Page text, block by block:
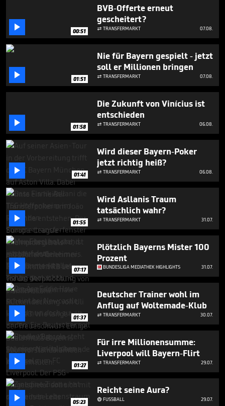
 00:51
BVB-Offerte erneut
gescheitert?
 TRANSFERMARKT 07.08.
 01:51
Nie für Bayern gespielt - jetzt
soll er Millionen bringen
 TRANSFERMARKT 07.08.
 01:58
Die Zukunft von Vinícius ist
entschieden
 TRANSFERMARKT 06.08.
 01:41
Wird dieser Bayern-Poker
jetzt richtig heiß?
 TRANSFERMARKT 06.08.
 01:55
Wird Asllanis Traum
tatsächlich wahr?
 TRANSFERMARKT 31.07.
 07:17
Plötzlich Bayerns Mister 100
Prozent
BUNDESLIGA MEDIATHEK HIGHLIGHTS 31.07.
 01:37
Deutscher Trainer wohl im
Anflug auf Woltemade-Klub
 TRANSFERMARKT 30.07.
 01:27
Für irre Millionensumme:
Liverpool will Bayern-Flirt
 TRANSFERMARKT 29.07.
 05:23
Reicht seine Aura?
FUSSBALL 29.07.